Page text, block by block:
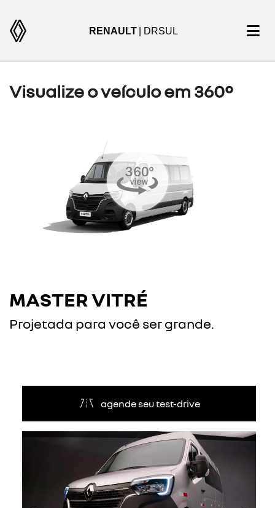
RENAULT | DRSUL
Visualize o veículo em 360°
MASTER VITRÉ
Projetada para você ser grande.
agende seu test-drive